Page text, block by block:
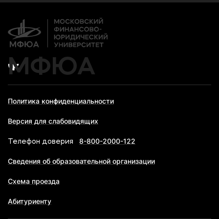
Дополнительное образование
Новости вуза
Карьера
МФЮА
Политика конфиденциальности
Версия для слабовидящих
Телефон доверия 8-800-2000-122
Сведения об образовательной организации
Схема проезда
Абитуриенту